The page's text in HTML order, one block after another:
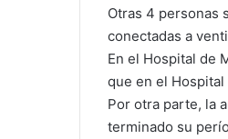
Otras 4 personas
conectadas a
En el Hospital de
que en el
Por otra parte, la
terminado su